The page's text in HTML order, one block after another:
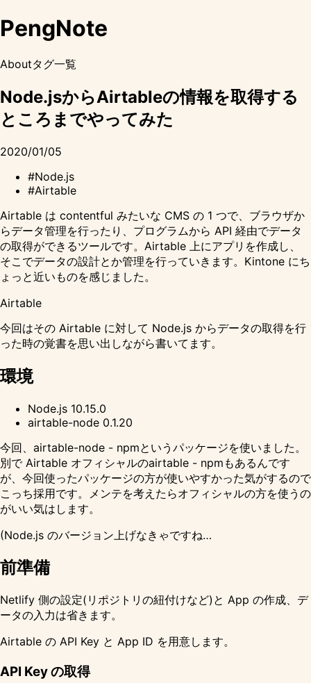
PengNote
Aboutタグ一覧
Node.jsからAirtableの情報を取得する
ところまでやってみた
2020/01/05
#Node.js
#Airtable
Airtable は contentful みたいな CMS の 1 つで、ブラウザか
らデータ管理を行ったり、プログラムから API 経由でデータ
の取得ができるツールです。Airtable 上にアプリを作成し、
そこでデータの設計とか管理を行っていきます。Kintone にち
ょっと近いものを感じました。
Airtable
今回はその Airtable に対して Node.js からデータの取得を行
った時の覚書を思い出しながら書いてます。
環境
Node.js 10.15.0
airtable-node 0.1.20
今回、 airtable-node - npmというパッケージを使いました。
別で Airtable オフィシャルのairtable - npm もあるんです
が、今回使ったパッケージの方が使いやすかった気がするので
こっち採用です。メンテを考えたらオフィシャルの方を使うの
がいい気はします。
(Node.js のバージョン上げなきゃですね…
前準備
Netlify 側の設定(リポジトリの紐付けなど)と App の作成、デ
ータの入力は省きます。
Airtable の API Key と App ID を用意します。
API Key の取得